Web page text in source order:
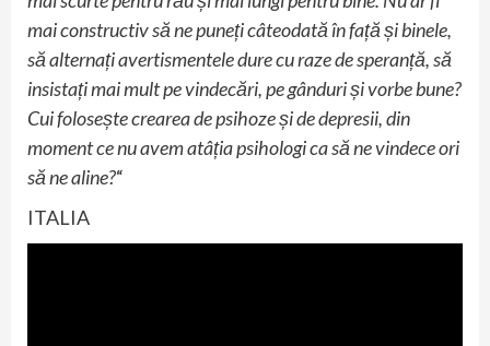
mai constructiv să ne puneți câteodată în față și binele,
să alternați avertismentele dure cu raze de speranță, să
insistați mai mult pe vindecări, pe gânduri și vorbe bune?
Cui folosește crearea de psihoze și de depresii, din
moment ce nu avem atâția psihologi ca să ne vindece ori
să ne aline?“
ITALIA